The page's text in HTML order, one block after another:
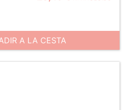
A LA CESTA